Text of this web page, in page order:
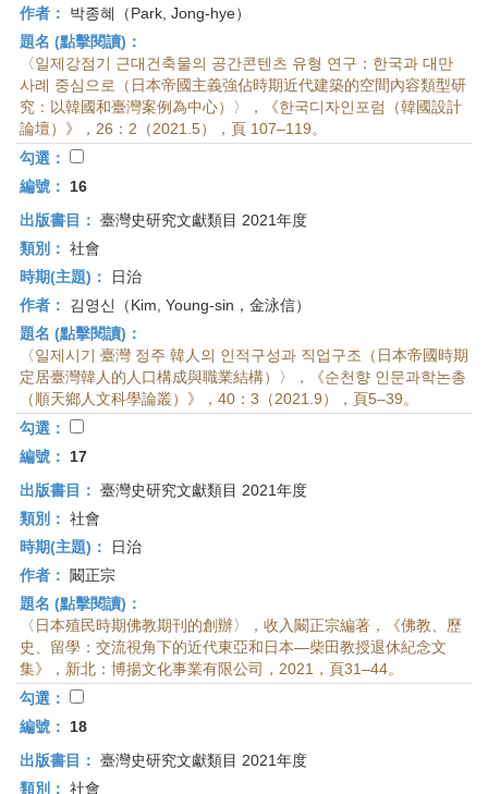
作者：
박종혜（Park, Jong-hye）
題名 (點擊閱讀)：
〈일제강점기 근대건축물의 공간콘텐츠 유형 연구：한국과 대만
사례 중심으로（日本帝國主義強佔時期近代建築的空間內容類型研
究：以韓國和臺灣案例為中心）〉，《한국디자인포럼（韓國設計
論壇）》，26：2（2021.5），頁 107–119。
勾選：
編號：
16
出版書目： 臺灣史研究文獻類目 2021年度
類別： 社會
時期(主題)：
日治
作者：
김영신（Kim, Young-sin，金泳信）
題名 (點擊閱讀)：
〈일제시기 臺灣 정주 韓人의 인적구성과 직업구조（日本帝國時期
定居臺灣韓人的人口構成與職業結構）〉，《순천향 인문과학논총
（順天鄉人文科學論叢）》，40：3（2021.9），頁5–39。
勾選：
編號：
17
出版書目： 臺灣史研究文獻類目 2021年度
類別： 社會
時期(主題)：
日治
作者：
闞正宗
題名 (點擊閱讀)：
〈日本殖民時期佛教期刊的創辦〉，收入闞正宗編著，《佛教、歷
史、留學：交流視角下的近代東亞和日本—柴田教授退休紀念文
集》，新北：博揚文化事業有限公司，2021，頁31–44。
勾選：
編號：
18
出版書目： 臺灣史研究文獻類目 2021年度
類別： 社會